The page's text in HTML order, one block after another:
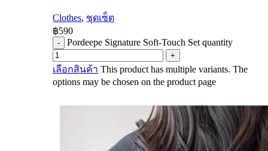
Clothes, ชุดเซ็ต
฿590
Pordeepe Signature Soft-Touch Set quantity
เลือกสินค้า This product has multiple variants. The
options may be chosen on the product page